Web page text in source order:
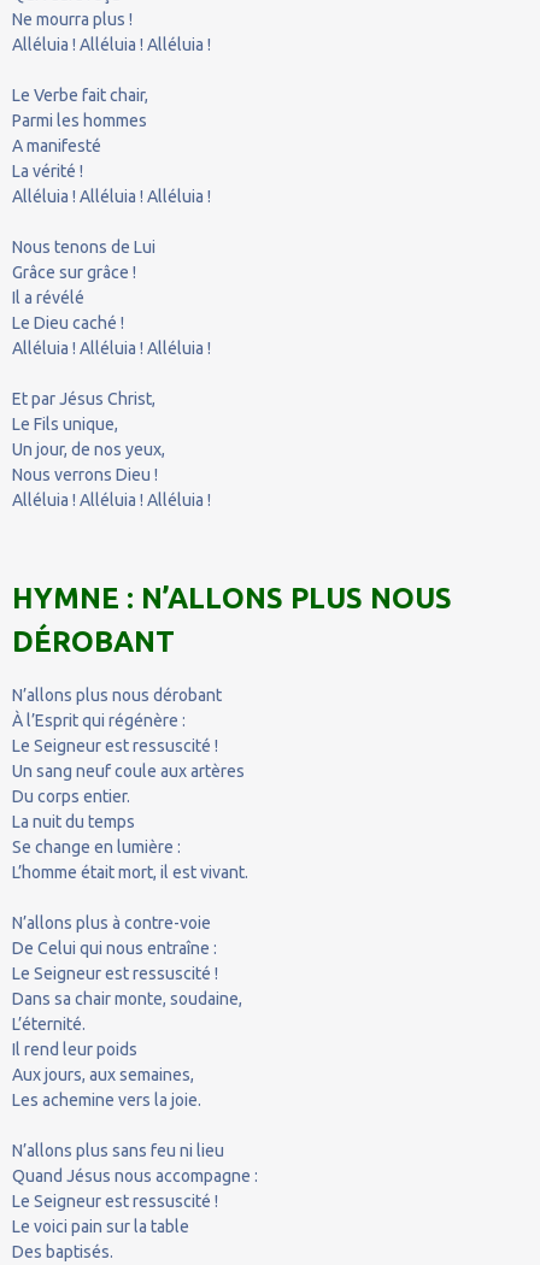
Ne mourra plus !
Alléluia ! Alléluia ! Alléluia !
Le Verbe fait chair,
Parmi les hommes
A manifesté
La vérité !
Alléluia ! Alléluia ! Alléluia !
Nous tenons de Lui
Grâce sur grâce !
Il a révélé
Le Dieu caché !
Alléluia ! Alléluia ! Alléluia !
Et par Jésus Christ,
Le Fils unique,
Un jour, de nos yeux,
Nous verrons Dieu !
Alléluia ! Alléluia ! Alléluia !
HYMNE : N’ALLONS PLUS NOUS
DÉROBANT
N’allons plus nous dérobant
À l’Esprit qui régénère :
Le Seigneur est ressuscité !
Un sang neuf coule aux artères
Du corps entier.
La nuit du temps
Se change en lumière :
L’homme était mort, il est vivant.
N’allons plus à contre-voie
De Celui qui nous entraîne :
Le Seigneur est ressuscité !
Dans sa chair monte, soudaine,
L’éternité.
Il rend leur poids
Aux jours, aux semaines,
Les achemine vers la joie.
N’allons plus sans feu ni lieu
Quand Jésus nous accompagne :
Le Seigneur est ressuscité !
Le voici pain sur la table
Des baptisés.